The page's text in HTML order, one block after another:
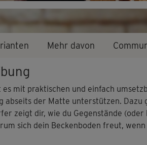
Mehr davon
es mit praktischen und einfach
abseits der Matte unterstützen. Dazu
zeigt dir, wie du Gegenstände
sich dein Beckenboden freut,